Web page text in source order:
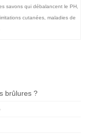
savons qui débalancent le PH
irritations cutanées maladies de
brûlures ?